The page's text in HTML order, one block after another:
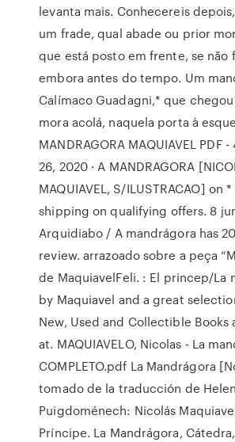
levanta mais. Conhecereis
um frade, qual abade ou prior
que está posto em frente, se não
embora antes do tempo. Um
Calímaco Guadagni,* que chegou
mora acolá, naquela porta à
MANDRAGORA MAQUIAVEL PDF -
26, 2020 · A MANDRAGORA
MAQUIAVEL, S/ILUSTRACAO] on *
shipping on qualifying offers. 8
Arquidiabo / A mandrágora has
review. arrazoado sobre a peça
de MaquiavelFeli. : El princep/La
by Maquiavel and a great
New, Used and Collectible Books
at. MAQUIAVELO, Nicolas - La
COMPLETO.pdf La Mandrágora
tomado de la traducción de
Puigdoménech: Nicolás
Príncipe. La Mandrágora,